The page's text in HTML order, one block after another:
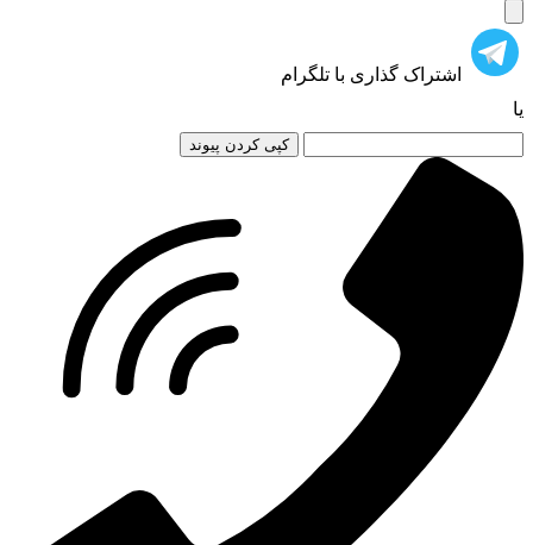
اشتراک گذاری با تلگرام
یا
کپی کردن پیوند